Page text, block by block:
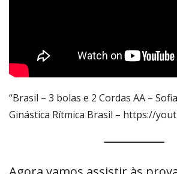
“Brasil – 3 bolas e 2 Cordas AA –
Ginástica Rítmica Brasil – https://